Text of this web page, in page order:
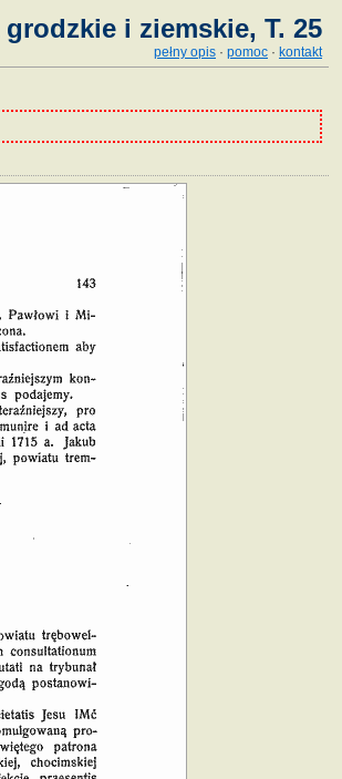
grodzkie i ziemskie, T. 25
pełny opis · pomoc · kontakt